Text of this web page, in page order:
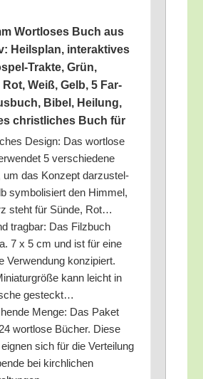
Wort­lo­ses Buch aus
Heils­plan, inter­ak­ti­ves
Trak­te, Grün,
Rot, Weiß, Gelb, 5 Far­
Bibel, Hei­lung,
christ­li­ches Buch für
Design: Das wort­lo­se
5 ver­schie­de­ne
um das Kon­zept dar­zu­stel­
sym­bo­li­siert den Him­mel,
steht für Sün­de, Rot…
trag­bar: Das Filz­buch
7 x 5 cm und ist für eine
Ver­wen­dung kon­zi­piert.
kann leicht in
gesteckt…
Men­ge: Das Paket
wort­lo­se Bücher. Die­se
sich für die Ver­tei­lung
bei kirch­li­chen